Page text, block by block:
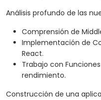
Análisis profundo de las
Comprensión de
Implementación de
React.
Trabajo con
rendimiento.
Construcción de una